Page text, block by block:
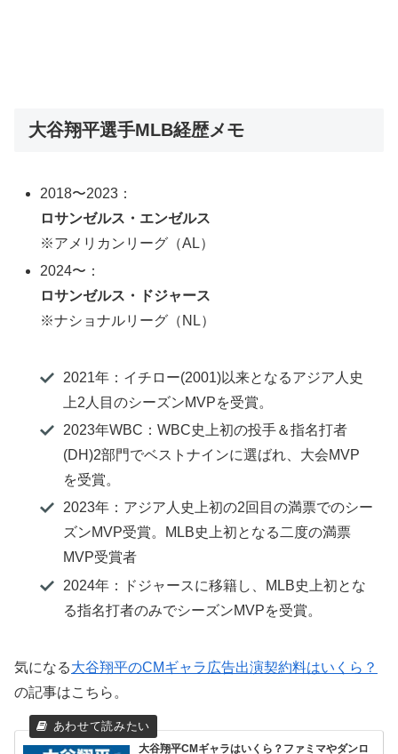
大谷翔平選手MLB経歴メモ
2018〜2023：
ロサンゼルス・エンゼルス
※アメリカンリーグ（AL）
2024〜：
ロサンゼルス・ドジャース
※ナショナルリーグ（NL）
2021年：イチロー(2001)以来となるアジア人史
上2人目のシーズンMVPを受賞。
2023年WBC：WBC史上初の投手＆指名打者
(DH)2部門でベストナインに選ばれ、大会MVP
を受賞。
2023年：アジア人史上初の2回目の満票でのシー
ズンMVP受賞。MLB史上初となる二度の満票
MVP受賞者
2024年：ドジャースに移籍し、MLB史上初とな
る指名打者のみでシーズンMVPを受賞。
気になる大谷翔平のCMギャラ広告出演契約料はいくら？
の記事はこちら。
大谷翔平CMギャラはいくら？ファミマやダンロ